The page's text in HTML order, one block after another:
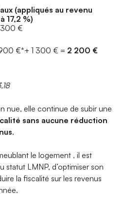
(appliqués au revenu
17,2 %)
300 €
€*+ 1 300 € = 2 200 €
nue, elle continue de subir une
sans aucune réduction
.
le logement, il est
statut LMNP, d’optimiser son
la fiscalité sur les revenus